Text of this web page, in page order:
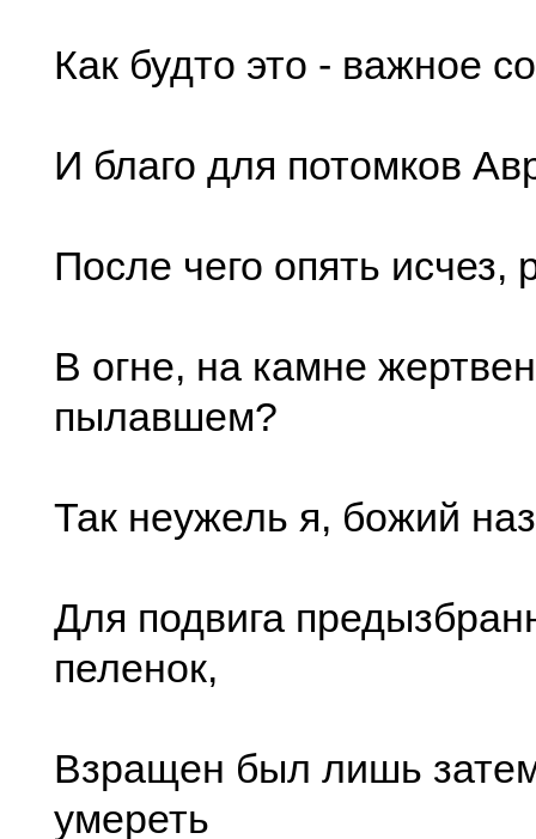
Как будто это - важное
И благо для потомков
После чего опять исчез,
В огне, на камне
пылавшем?
Так неужель я, божий
Для подвига
пеленок,
Взращен был лишь
умереть